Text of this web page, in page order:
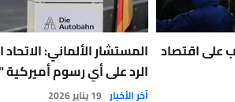
على اقتصاد المستشار الألماني:
الرد على أي رسوم
آخر الأخبار 19 يناير 2026